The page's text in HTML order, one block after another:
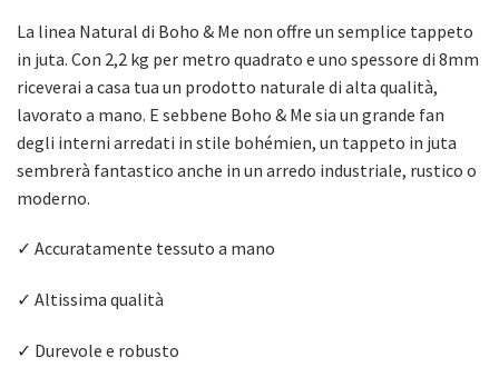
La linea Natural di Boho & Me non offre un semplice tappeto
in juta. Con 2,2 kg per metro quadrato e uno spessore di 8mm
riceverai a casa tua un prodotto naturale di alta qualità,
lavorato a mano. E sebbene Boho & Me sia un grande fan
degli interni arredati in stile bohémien, un tappeto in juta
sembrerà fantastico anche in un arredo industriale, rustico o
moderno.
✓ Accuratamente tessuto a mano
✓ Altissima qualità
✓ Durevole e robusto